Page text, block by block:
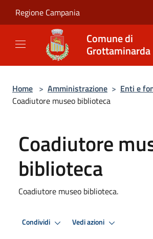
Regione Campania
Comune di
Grottaminarda
Home > Amministrazione > Enti e
Coadiutore museo biblioteca
Coadiutore
biblioteca
Coadiutore museo biblioteca.
Condividi Vedi azioni